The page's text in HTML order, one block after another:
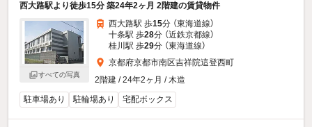
西大路駅より徒歩15分 築24年2ヶ月 2階建の賃貸物件
すべての写真
西大路駅 歩15分 （東海道線）
十条駅 歩28分 （近鉄京都線）
桂川駅 歩29分 （東海道線）
京都府京都市南区吉祥院這登西町
2階建 / 24年2ヶ月 / 木造
駐車場あり
駐輪場あり 宅配ボックス